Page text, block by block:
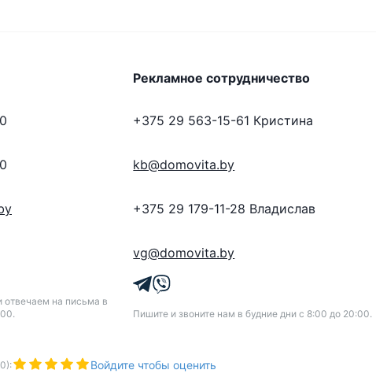
на письма в
Рекламное сотрудничество
+375 29 563-15-61 Кристина
kb@domovita.by
+375 29 179-11-28 Владислав
vg@domovita.by
Пишите и звоните нам в будние дни с 8:00 до 20:00.
): Войдите чтобы оценить